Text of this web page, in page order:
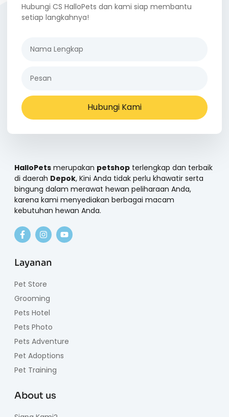
Hubungi CS HalloPets dan kami siap membantu
setiap langkahnya!
Hubungi Kami
HalloPets merupakan petshop terlengkap dan terbaik
di daerah Depok, Kini Anda tidak perlu khawatir serta
bingung dalam merawat hewan peliharaan Anda,
karena kami menyediakan berbagai macam
kebutuhan hewan Anda.
Layanan
Pet Store
Grooming
Pets Hotel
Pets Photo
Pets Adventure
Pet Adoptions
Pet Training
About us